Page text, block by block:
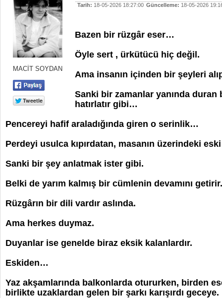
MACİT SOYDAN
Tarih: 18-05-2026 18:27:00 Güncelleme: 18-05-2026
Bazen bir rüzgâr eser…
Öyle sert , ürkütücü hiç değil.
Ama insanın içinden bir şeyleri
Sanki bir zamanlar yanında
hatırlatır gibi…
Pencereyi hafif araladığında giren o serinlik…
Perdeyi usulca kıpırdatan, masanın üzerindeki
Sanki bir şey anlatmak ister gibi.
Belki de yarım kalmış bir cümlenin devamını getirir.
Rüzgârın bir dili vardır aslında.
Ama herkes duymaz.
Duyanlar ise genelde biraz eksik kalanlardır.
Eskiden…
Yaz akşamlarında balkonlarda otururken, birden
birlikte uzaklardan gelen bir şarkı karışırdı geceye.